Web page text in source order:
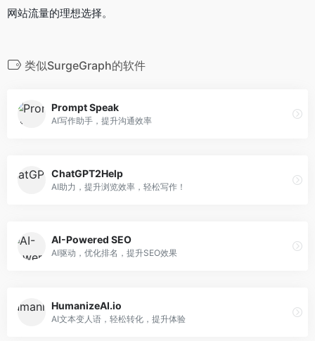
网站流量的理想选择。
类似SurgeGraph的软件
Prompt Speak
AI写作助手，提升沟通效率
ChatGPT2Help
AI助力，提升浏览效率，轻松写作！
AI-Powered SEO
AI驱动，优化排名，提升SEO效果
HumanizeAI.io
AI文本变人语，轻松转化，提升体验